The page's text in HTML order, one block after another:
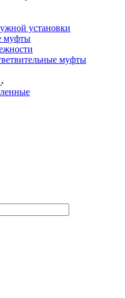
установки
муфты
муфты